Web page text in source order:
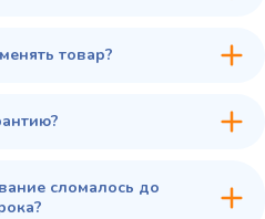
товар?
сломалось до